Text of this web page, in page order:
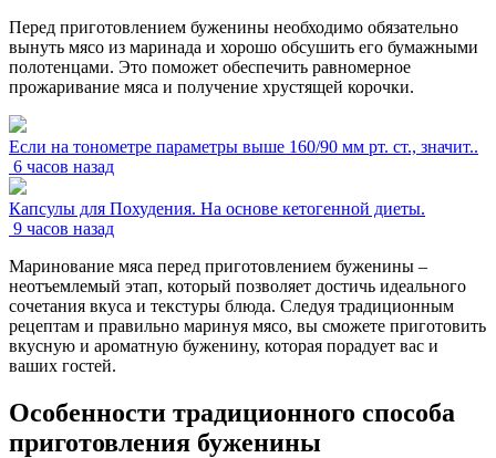
Перед приготовлением буженины необходимо обязательно
вынуть мясо из маринада и хорошо обсушить его бумажными
полотенцами. Это поможет обеспечить равномерное
прожаривание мяса и получение хрустящей корочки.
Если на тонометре параметры выше 160/90 мм рт. ст., значит..
6 часов назад
Капсулы для Похудения. На основе кетогенной диеты.
9 часов назад
Маринование мяса перед приготовлением буженины –
неотъемлемый этап, который позволяет достичь идеального
сочетания вкуса и текстуры блюда. Следуя традиционным
рецептам и правильно маринуя мясо, вы сможете приготовить
вкусную и ароматную буженину, которая порадует вас и
ваших гостей.
Особенности традиционного способа
приготовления буженины